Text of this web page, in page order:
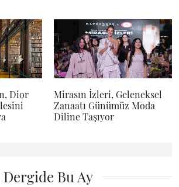
Dior
Mirasın İzleri, Geleneksel
Zanaatı Günümüz Moda
Diline Taşıyor
Dergide Bu Ay